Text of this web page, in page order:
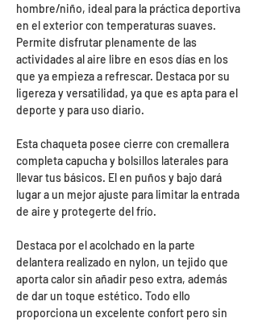
hombre/niño, ideal para la práctica deportiva
en el exterior con temperaturas suaves.
Permite disfrutar plenamente de las
actividades al aire libre en esos días en los
que ya empieza a refrescar. Destaca por su
ligereza y versatilidad, ya que es apta para el
deporte y para uso diario.
Esta chaqueta posee cierre con cremallera
completa capucha y bolsillos laterales para
llevar tus básicos. El en puños y bajo dará
lugar a un mejor ajuste para limitar la entrada
de aire y protegerte del frío.
Destaca por el acolchado en la parte
delantera realizado en nylon, un tejido que
aporta calor sin añadir peso extra, además
de dar un toque estético. Todo ello
proporciona un excelente confort pero sin